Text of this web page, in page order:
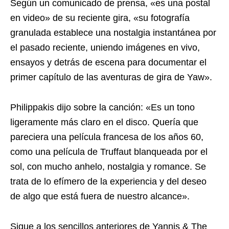
Según un comunicado de prensa, «es una postal
en video» de su reciente gira, «su fotografía
granulada establece una nostalgia instantánea por
el pasado reciente, uniendo imágenes en vivo,
ensayos y detrás de escena para documentar el
primer capítulo de las aventuras de gira de Yaw».
Philippakis dijo sobre la canción: «Es un tono
ligeramente más claro en el disco. Quería que
pareciera una película francesa de los años 60,
como una película de Truffaut blanqueada por el
sol, con mucho anhelo, nostalgia y romance. Se
trata de lo efímero de la experiencia y del deseo
de algo que está fuera de nuestro alcance».
Sigue a los sencillos anteriores de Yannis & The